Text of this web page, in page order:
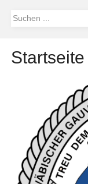
Startseite